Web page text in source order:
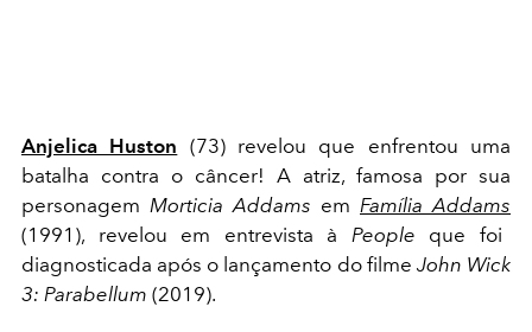
Anjelica Huston (73) revelou que enfrentou uma
batalha contra o câncer! A atriz, famosa por sua
personagem Morticia Addams em Família Addams
(1991), revelou em entrevista à People que foi
diagnosticada após o lançamento do filme John Wick
3: Parabellum (2019).